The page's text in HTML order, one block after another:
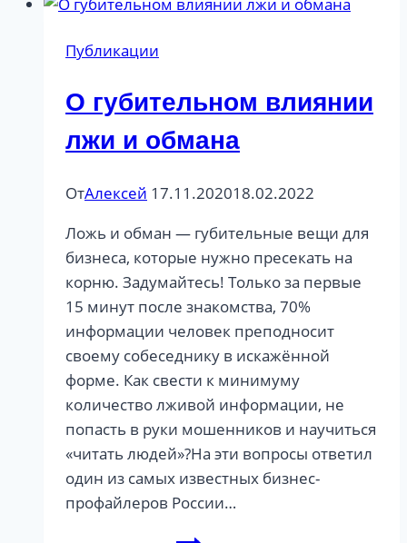
профайлера
Публикации
О губительном влиянии
лжи и обмана
ОтАлексей 17.11.202018.02.2022
Ложь и обман — губительные вещи для
бизнеса, которые нужно пресекать на
корню. Задумайтесь! Только за первые
15 минут после знакомства, 70%
информации человек преподносит
своему собеседнику в искажённой
форме. Как свести к минимуму
количество лживой информации, не
попасть в руки мошенников и научиться
«читать людей»?На эти вопросы ответил
один из самых известных бизнес-
профайлеров России…